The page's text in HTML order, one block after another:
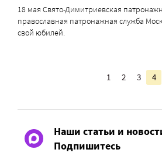
18 мая Свято-Димитриевская
православная патронажная служба
свой юбилей.
1 2 3 4
Наши статьи и
Подпишитесь